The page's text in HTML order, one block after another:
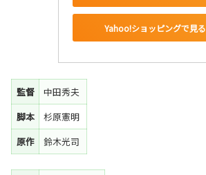
Yahoo!ショッピングで見る
監督
中田秀夫
脚本
杉原憲明
原作
鈴木光司